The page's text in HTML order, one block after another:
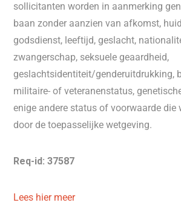
sollicitanten worden in aanmerking
baan zonder aanzien van afkomst,
godsdienst, leeftijd, geslacht,
zwangerschap, seksuele geaardheid,
geslachtsidentiteit/genderuitdrukking,
militaire- of veteranenstatus,
enige andere status of voorwaarde die
door de toepasselijke wetgeving.
Req-id: 37587
Lees hier meer